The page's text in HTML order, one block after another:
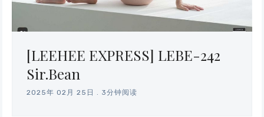
[LEEHEE EXPRESS] LEBE-242
Sir.Bean
2025年 02月 25日 3分钟阅读